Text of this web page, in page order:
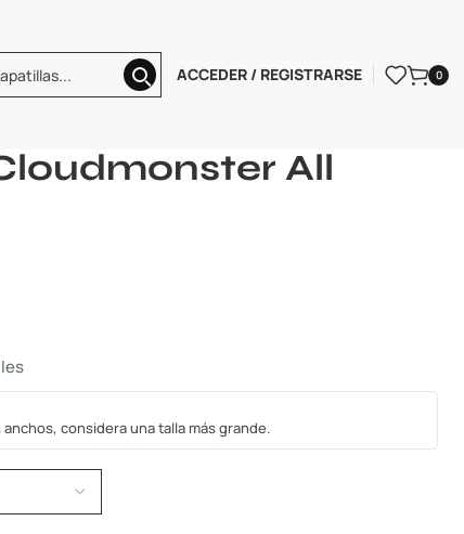
ACCEDER / REGISTRARSE 0
All
considera una talla más grande.